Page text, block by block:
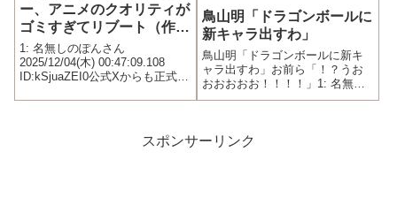
ー、アニメのクオリティが
ゴミすぎてリブート（作り
直し）されてしまう
1: 名無しのぽんさん
2025/12/04(木) 00:47:09.108
ID:kSjuaZEI0公式Xからも正式に
鳥山明「ドラゴンボールに
新キャラ出すわ」
鳥山明「ドラゴンボールに新キ
ャラ出すわ」お前ら「！？うお
おおおおお！！！！」1: 名無し
のぽんさん 2016/05/10(火)
前ら「…。」 なぜなのか
スポンサーリンク